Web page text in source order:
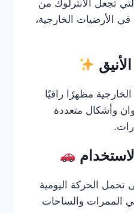
تجعل الانترلوك من
الأرضيات الخارجية،
مظهرًا راقيًا
وأشكال متعددة
تحمل الحركة اليومية
الممرات والساحات